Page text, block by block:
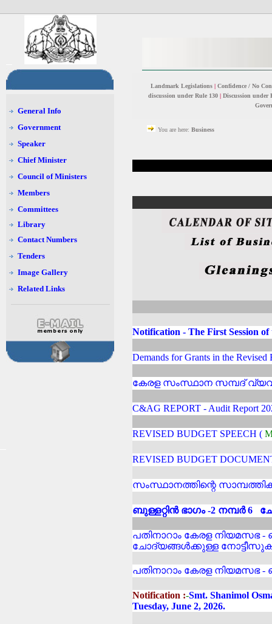
General Info
Government
Speaker
Chief Minister
Council of Ministers
Members
Committees
Library
Contact Numbers
Tenders
Image Gallery
Related Links
Landmark Legislations | Confidence / No
discussion under Rule 130 | Discussion under
You are here: Business
Notification - The First Session
Demands for Grants in the Revised
കേരള സംസ്ഥാന സമ്പദ്
C&AG REPORT - Audit
REVISED BUDGET SPEECH (
REVISED BUDGET
സംസ്ഥാനത്തിന്റെ
ബുള്ളറ്റിൻ ഭാഗം -2 നമ്പർ
പതിനാറാം കേരള നിയമസഭ -
ചോദ്യങ്ങൾക്കുള്ള
പതിനാറാം കേരള നിയമസഭ -
Notification :-Smt. Shanimol
Tuesday, June 2, 2026.